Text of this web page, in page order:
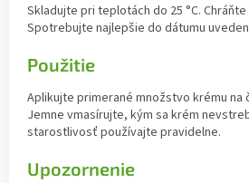
Skladujte pri teplotách do 25 °C.
Spotrebujte najlepšie do dátumu
Použitie
Aplikujte primerané množstvo krému na
Jemne vmasírujte, kým sa krém
starostlivosť používajte pravidelne.
Upozornenie